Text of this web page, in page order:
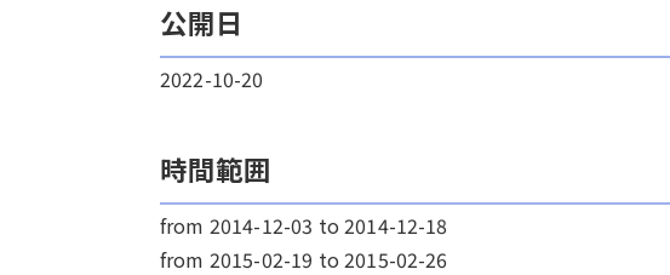
公開日
2022-10-20
時間範囲
from 2014-12-03 to 2014-12-18
from 2015-02-19 to 2015-02-26